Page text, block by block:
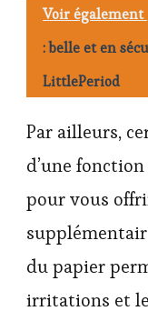
Voir également
: belle et en
LittlePeriod
Par ailleurs,
d’une
pour vous
du papier
irritations et